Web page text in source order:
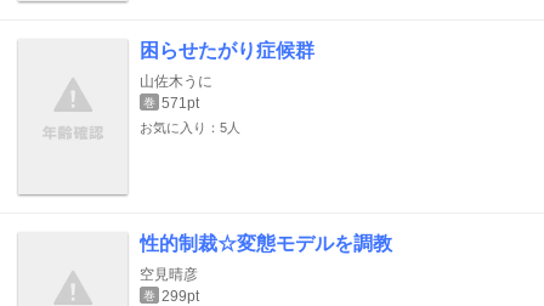
困らせたがり症候群
山佐木うに
巻 571pt
お気に入り：5人
性的制裁☆変態モデルを調教
空見晴彦
巻 299pt